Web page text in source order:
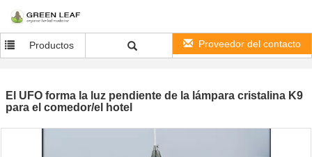
Productos Proveedor del contacto
El UFO forma la luz pendiente de la lámpara cristalina K9
para el comedor/el hotel